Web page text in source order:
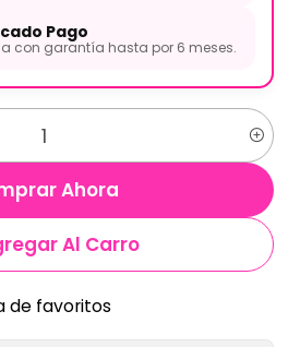
Pago
con garantía hasta por 6 meses.
Al Carro
Ahora
de favoritos